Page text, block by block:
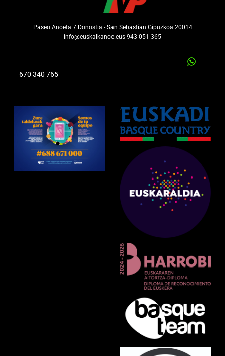
Paseo Anoeta 7 Donostia - San Sebastian Gipuzkoa 20014
info@euskalkanoe.eus 943 051 365
670 340 765